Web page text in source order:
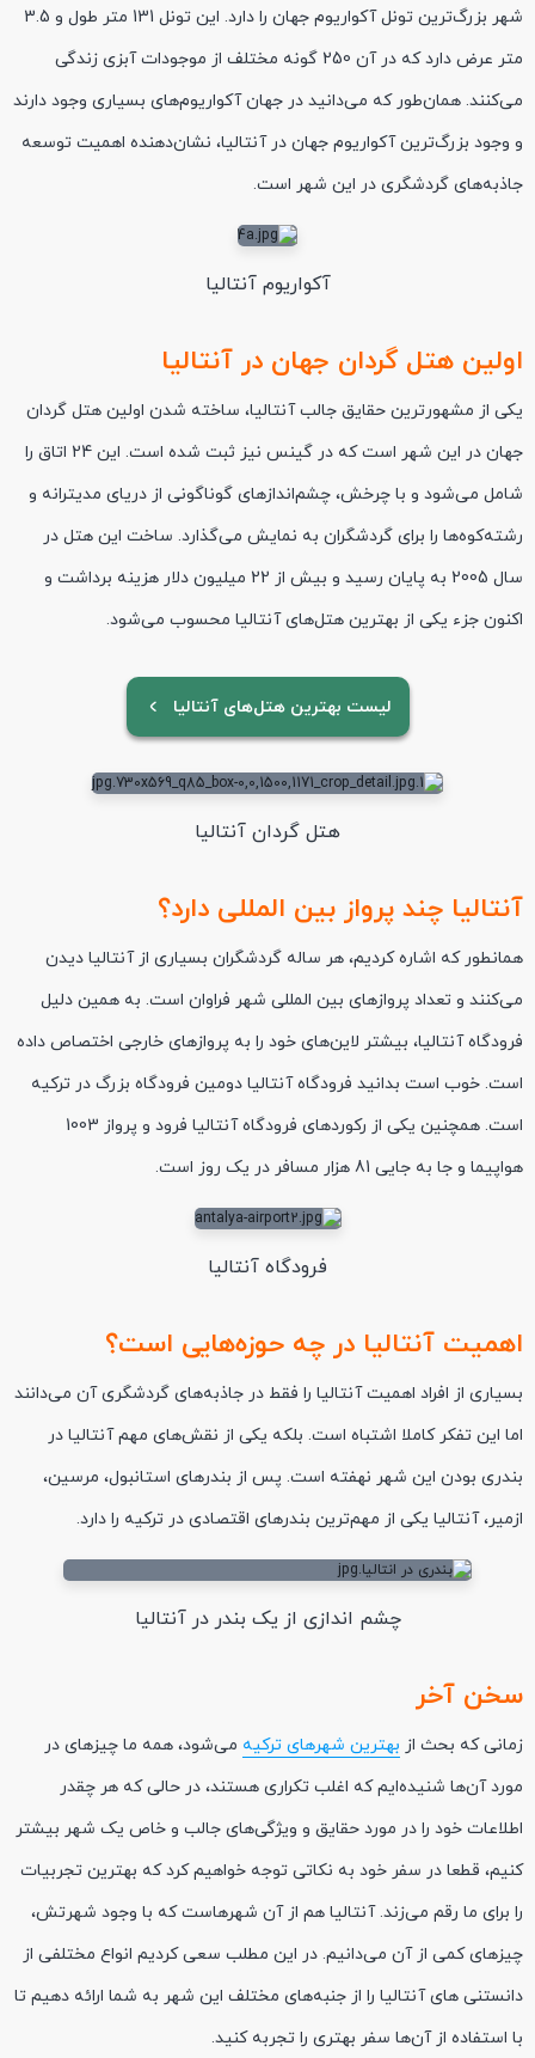
شهر بزرگ‌ترین تونل آکواریوم جهان را دارد. این تونل 131 متر طول و 3.5
متر عرض دارد که در آن 250 گونه مختلف از موجودات آبزی زندگی
می‌کنند. همان‌طور که می‌دانید در جهان آکواریوم‌های بسیاری وجود دارند
و وجود بزرگ‌ترین آکواریوم جهان در آنتالیا، نشان‌دهنده اهمیت توسعه
جاذبه‌های گردشگری در این شهر است.
آکواریوم آنتالیا
اولین هتل گردان جهان در آنتالیا
یکی از مشهورترین حقایق جالب آنتالیا، ساخته شدن اولین هتل گردان
جهان در این شهر است که در گینس نیز ثبت شده است. این 24 اتاق را
شامل می‌شود و با چرخش، چشم‌اندازهای گوناگونی از دریای مدیترانه و
رشته‌کوه‌ها را برای گردشگران به نمایش می‌گذارد. ساخت این هتل در
سال 2005 به پایان رسید و بیش از 22 میلیون دلار هزینه برداشت و
اکنون جزء یکی از بهترین هتل‌های آنتالیا محسوب می‌شود.
لیست بهترین هتل‌های آنتالیا
هتل گردان آنتالیا
آنتالیا چند پرواز بین المللی دارد؟
همانطور که اشاره کردیم، هر ساله گردشگران بسیاری از آنتالیا دیدن
می‌کنند و تعداد پروازهای بین المللی شهر فراوان است. به همین دلیل
فرودگاه آنتالیا، بیشتر لاین‌های خود را به پروازهای خارجی اختصاص داده
است. خوب است بدانید فرودگاه آنتالیا دومین فرودگاه بزرگ در ترکیه
است. همچنین یکی از رکوردهای فرودگاه آنتالیا فرود و پرواز 1003
هواپیما و جا به جایی 81 هزار مسافر در یک روز است.
فرودگاه آنتالیا
اهمیت آنتالیا در چه حوزه‌هایی است؟
بسیاری از افراد اهمیت آنتالیا را فقط در جاذبه‌های گردشگری آن می‌دانند
اما این تفکر کاملا اشتباه است. بلکه یکی از نقش‌های مهم آنتالیا در
بندری بودن این شهر نهفته است. پس از بندرهای استانبول، مرسین،
ازمیر، آنتالیا یکی از مهم‌ترین بندرهای اقتصادی در ترکیه را دارد.
چشم اندازی از یک بندر در آنتالیا
سخن آخر
زمانی که بحث از بهترین شهرهای ترکیه می‌شود، همه ما چیزهای در
مورد آن‌ها شنیده‌ایم که اغلب تکراری هستند، در حالی که هر چقدر
اطلاعات خود را در مورد حقایق و ویژگی‌های جالب و خاص یک شهر بیشتر
کنیم، قطعا در سفر خود به نکاتی توجه خواهیم کرد که بهترین تجربیات
را برای ما رقم می‌زند. آنتالیا هم از آن شهرهاست که با وجود شهرتش،
چیزهای کمی از آن می‌دانیم. در این مطلب سعی کردیم انواع مختلفی از
دانستنی های آنتالیا را از جنبه‌های مختلف این شهر به شما ارائه دهیم تا
با استفاده از آن‌ها سفر بهتری را تجربه کنید.